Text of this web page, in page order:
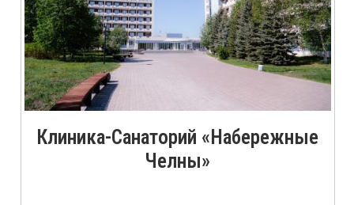
Клиника-Санаторий «Набережные
Челны»